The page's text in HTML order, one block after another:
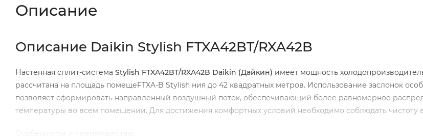
Описание
Описание Daikin Stylish FTXA42BT/RXA42B
Настенная сплит-система Stylish FTXA42BT/RXA42B Daikin (Дайкин) имеет мощность
рассчитана на площадь помещеFTXA-B Stylish ния до 42 квадратных метров. Использование заслонок
позволяет сформировать направленный воздушный поток, обеспечивающий более равномерное
температуры во всем помещении. Для достижения комфортных условий необходимо соблюдать чистоту
Особенности и преимущества: